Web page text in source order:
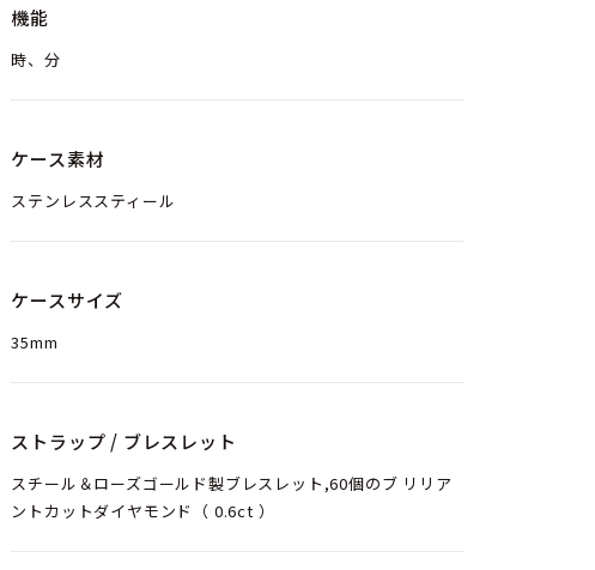
機能
時、分
ケース素材
ステンレススティール
ケースサイズ
35mm
ストラップ / ブレスレット
スチール＆ローズゴールド製ブレスレット,60個のブ リリア
ントカットダイヤモンド（ 0.6ct ）